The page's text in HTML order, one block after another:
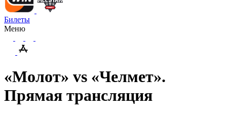
Билеты
Меню
«Молот» vs «Челмет».
Прямая трансляция